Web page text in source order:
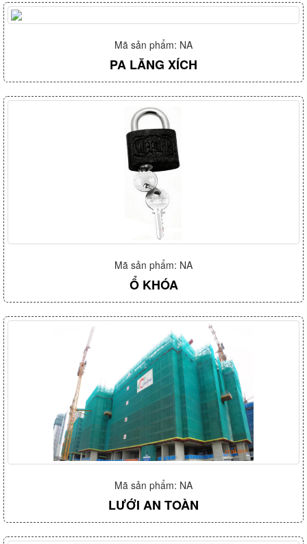
Mã sản phẩm: NA
PA LĂNG XÍCH
Mã sản phẩm: NA
Ổ KHÓA
Mã sản phẩm: NA
LƯỚI AN TOÀN